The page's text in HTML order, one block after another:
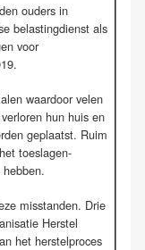
ouders in
belastingdienst als
voor
waardoor velen
hun huis en
geplaatst. Ruim
toeslagen-
misstanden. Drie
Herstel
het herstelproces